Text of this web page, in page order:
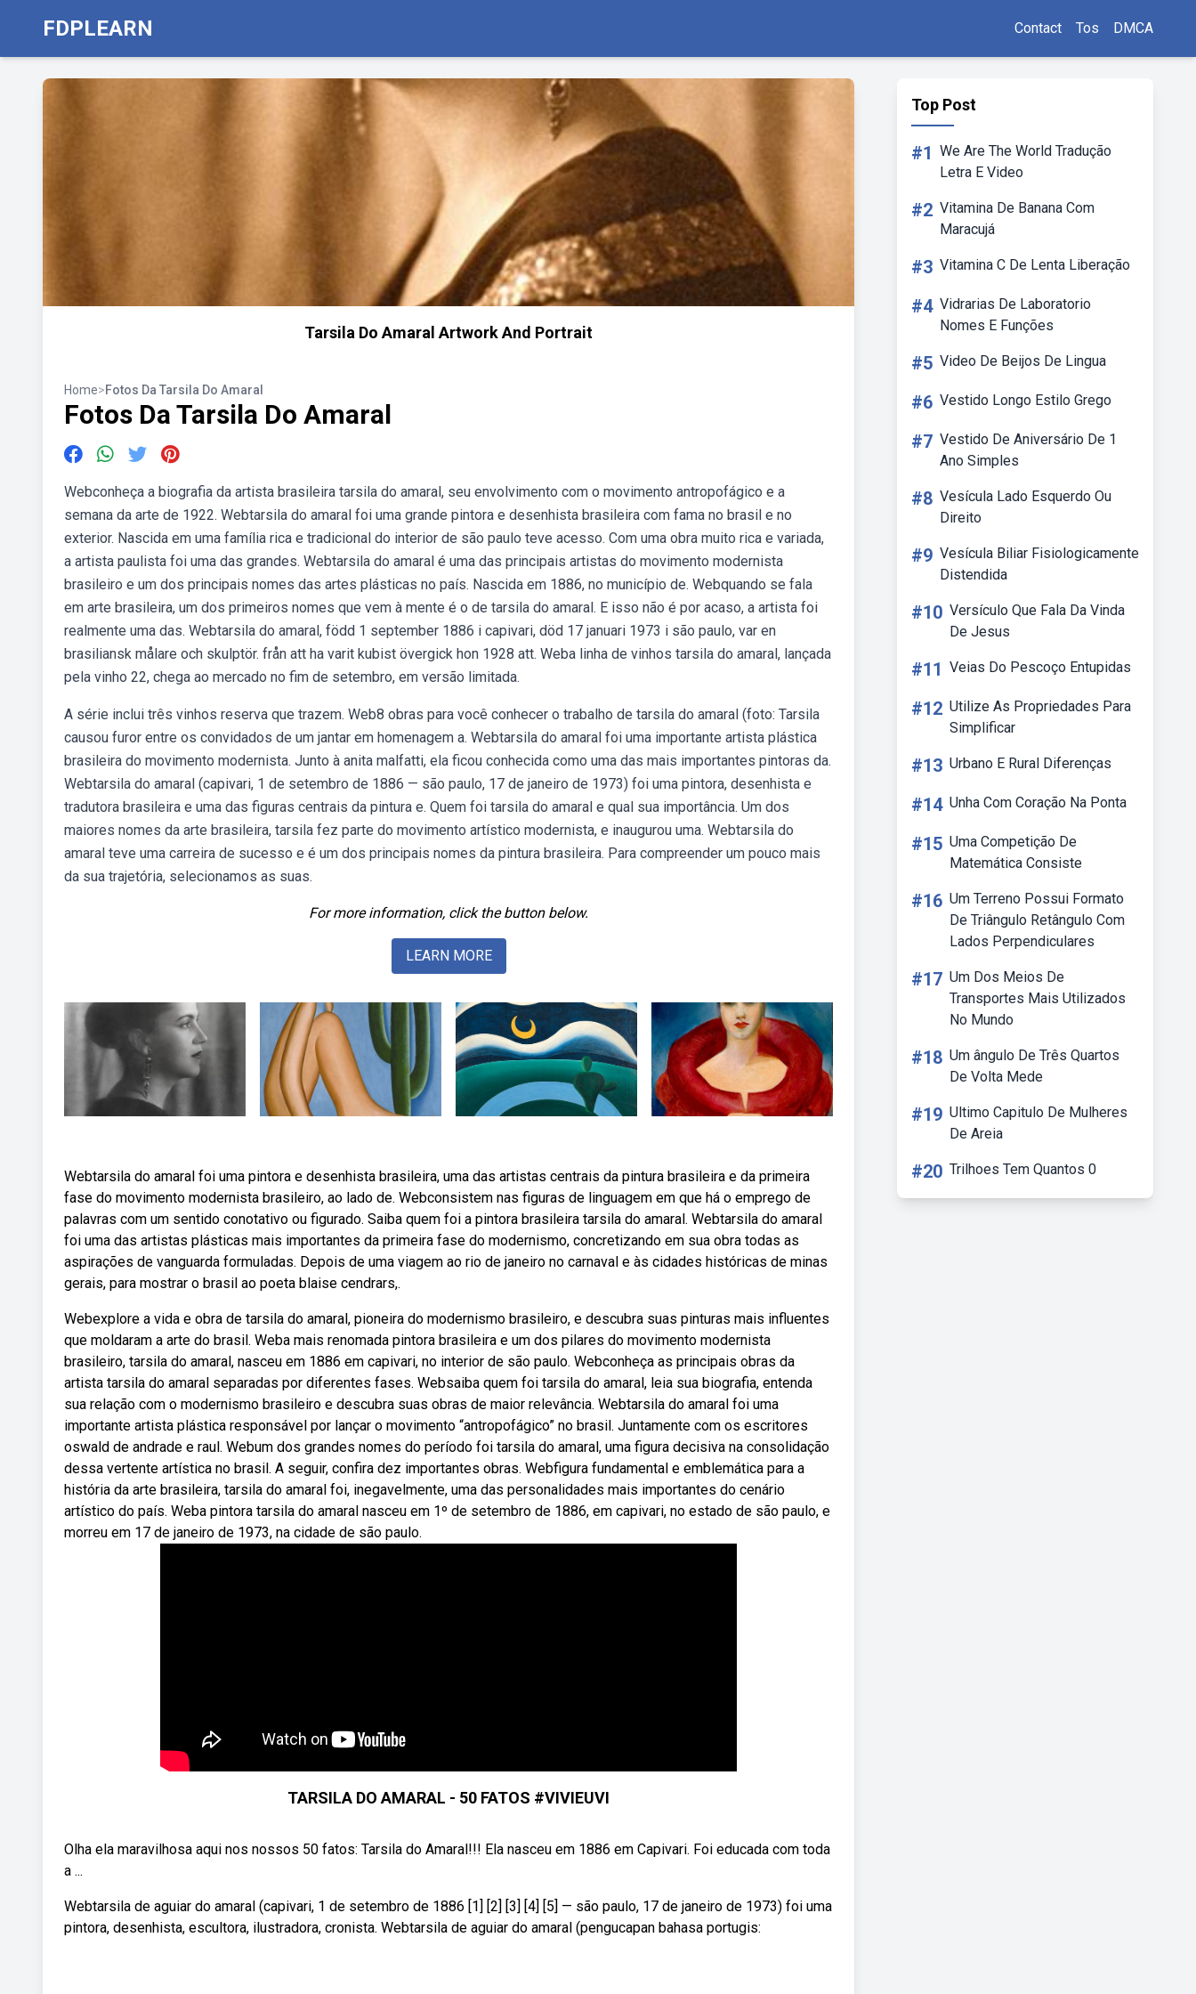
FDPLEARN Contact Tos DMCA
Tarsila Do Amaral Artwork And Portrait
Home>Fotos Da Tarsila Do Amaral
Fotos Da Tarsila Do Amaral
Webconheça a biografia da artista brasileira tarsila do amaral, seu envolvimento com o movimento antropofágico e a
semana da arte de 1922. Webtarsila do amaral foi uma grande pintora e desenhista brasileira com fama no brasil e no
exterior. Nascida em uma família rica e tradicional do interior de são paulo teve acesso. Com uma obra muito rica e variada,
a artista paulista foi uma das grandes. Webtarsila do amaral é uma das principais artistas do movimento modernista
brasileiro e um dos principais nomes das artes plásticas no país. Nascida em 1886, no município de. Webquando se fala
em arte brasileira, um dos primeiros nomes que vem à mente é o de tarsila do amaral. E isso não é por acaso, a artista foi
realmente uma das. Webtarsila do amaral, född 1 september 1886 i capivari, död 17 januari 1973 i são paulo, var en
brasiliansk målare och skulptör. från att ha varit kubist övergick hon 1928 att. Weba linha de vinhos tarsila do amaral, lançada
pela vinho 22, chega ao mercado no fim de setembro, em versão limitada.
A série inclui três vinhos reserva que trazem. Web8 obras para você conhecer o trabalho de tarsila do amaral (foto: Tarsila
causou furor entre os convidados de um jantar em homenagem a. Webtarsila do amaral foi uma importante artista plástica
brasileira do movimento modernista. Junto à anita malfatti, ela ficou conhecida como uma das mais importantes pintoras da.
Webtarsila do amaral (capivari, 1 de setembro de 1886 — são paulo, 17 de janeiro de 1973) foi uma pintora, desenhista e
tradutora brasileira e uma das figuras centrais da pintura e. Quem foi tarsila do amaral e qual sua importância. Um dos
maiores nomes da arte brasileira, tarsila fez parte do movimento artístico modernista, e inaugurou uma. Webtarsila do
amaral teve uma carreira de sucesso e é um dos principais nomes da pintura brasileira. Para compreender um pouco mais
da sua trajetória, selecionamos as suas.
For more information, click the button below.
LEARN MORE
Webtarsila do amaral foi uma pintora e desenhista brasileira, uma das artistas centrais da pintura brasileira e da primeira
fase do movimento modernista brasileiro, ao lado de. Webconsistem nas figuras de linguagem em que há o emprego de
palavras com um sentido conotativo ou figurado. Saiba quem foi a pintora brasileira tarsila do amaral. Webtarsila do amaral
foi uma das artistas plásticas mais importantes da primeira fase do modernismo, concretizando em sua obra todas as
aspirações de vanguarda formuladas. Depois de uma viagem ao rio de janeiro no carnaval e às cidades históricas de minas
gerais, para mostrar o brasil ao poeta blaise cendrars,.
Webexplore a vida e obra de tarsila do amaral, pioneira do modernismo brasileiro, e descubra suas pinturas mais influentes
que moldaram a arte do brasil. Weba mais renomada pintora brasileira e um dos pilares do movimento modernista
brasileiro, tarsila do amaral, nasceu em 1886 em capivari, no interior de são paulo. Webconheça as principais obras da
artista tarsila do amaral separadas por diferentes fases. Websaiba quem foi tarsila do amaral, leia sua biografia, entenda
sua relação com o modernismo brasileiro e descubra suas obras de maior relevância. Webtarsila do amaral foi uma
importante artista plástica responsável por lançar o movimento “antropofágico” no brasil. Juntamente com os escritores
oswald de andrade e raul. Webum dos grandes nomes do período foi tarsila do amaral, uma figura decisiva na consolidação
dessa vertente artística no brasil. A seguir, confira dez importantes obras. Webfigura fundamental e emblemática para a
história da arte brasileira, tarsila do amaral foi, inegavelmente, uma das personalidades mais importantes do cenário
artístico do país. Weba pintora tarsila do amaral nasceu em 1º de setembro de 1886, em capivari, no estado de são paulo, e
morreu em 17 de janeiro de 1973, na cidade de são paulo.
TARSILA DO AMARAL - 50 FATOS #VIVIEUVI
Olha ela maravilhosa aqui nos nossos 50 fatos: Tarsila do Amaral!!! Ela nasceu em 1886 em Capivari. Foi educada com toda
a ...
Webtarsila de aguiar do amaral (capivari, 1 de setembro de 1886 [1] [2] [3] [4] [5] — são paulo, 17 de janeiro de 1973) foi uma
pintora, desenhista, escultora, ilustradora, cronista. Webtarsila de aguiar do amaral (pengucapan bahasa portugis:
Top Post
#1 We Are The World Tradução
Letra E Video
#2 Vitamina De Banana Com
Maracujá
#3 Vitamina C De Lenta Liberação
#4 Vidrarias De Laboratorio
Nomes E Funções
#5 Video De Beijos De Lingua
#6 Vestido Longo Estilo Grego
#7 Vestido De Aniversário De 1
Ano Simples
#8 Vesícula Lado Esquerdo Ou
Direito
#9 Vesícula Biliar Fisiologicamente
Distendida
#10 Versículo Que Fala Da Vinda
De Jesus
#11 Veias Do Pescoço Entupidas
#12 Utilize As Propriedades Para
Simplificar
#13 Urbano E Rural Diferenças
#14 Unha Com Coração Na Ponta
#15 Uma Competição De
Matemática Consiste
#16 Um Terreno Possui Formato
De Triângulo Retângulo Com
Lados Perpendiculares
#17 Um Dos Meios De
Transportes Mais Utilizados
No Mundo
#18 Um ângulo De Três Quartos
De Volta Mede
#19 Ultimo Capitulo De Mulheres
De Areia
#20 Trilhoes Tem Quantos 0